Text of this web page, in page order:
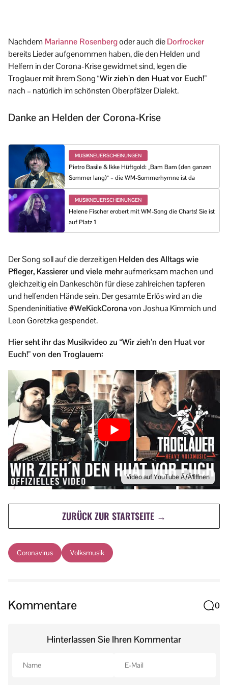
Nachdem Marianne Rosenbergoder auch dieDorfrocker
bereits Lieder aufgenommen haben, die den Helden und
Helfern in der Corona-Krise gewidmet sind, legen die
Troglauer mit ihrem Song“Wir zieh’n den Huat vor Euch!”
nach – natürlich im schönsten Oberpfälzer Dialekt.
Danke an Helden der Corona-Krise
MUSIKNEUERSCHEINUNGEN
Pietro Basile & Ikke Hüftgold: „Bam Bam (den ganzen
Sommer lang)“ – die WM-Sommerhymne ist da
MUSIKNEUERSCHEINUNGEN
Helene Fischer erobert mit WM-Song die Charts! Sie ist
auf Platz 1
Der Song soll auf die derzeitigen Helden des Alltags wie
Pfleger, Kassierer und viele mehraufmerksam machen und
gleichzeitig ein Dankeschön für diese zahlreichen tapferen
und helfenden Hände sein. Der gesamte Erlös wird an die
Spendeninitiative#WeKickCoronavon Joshua Kimmich und
Leon Goretzka gespendet.
Hier seht ihr das Musikvideo zu “Wir zieh’n den Huat vor
Euch!” von den Troglauern:
Video auf YouTube ÃƒÂ¶ffnen
ZURÜCK ZUR STARTSEITE →
Coronavirus Volksmusik
Kommentare 0
Hinterlassen Sie Ihren Kommentar